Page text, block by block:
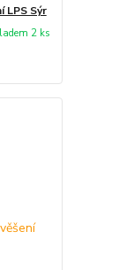
LPS Sýr
2 ks